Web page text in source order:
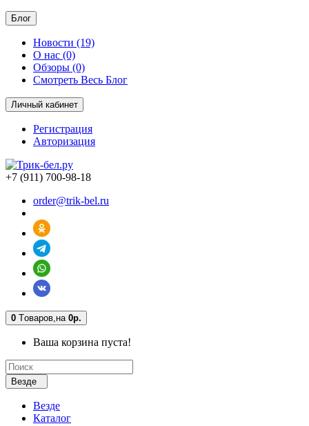
Блог
Новости (19)
О нас (0)
Обзоры (0)
Смотреть Весь Блог
Личный кабинет
Регистрация
Авторизация
+7 (911) 700-98-18
order@trik-bel.ru
0 Tоваров,на 0р.
Ваша корзина пуста!
Везде
Везде
Каталог